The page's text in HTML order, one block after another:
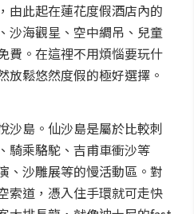
由此起在蓮花度假酒店內的
沙海觀星、空中綢吊、兒童
費。在這裡不用煩惱要玩什
放鬆悠然度假的極好選擇。
沙島。仙沙島是屬於比較刺
騎乘駱駝、吉甫車衝沙等
、沙雕展等的慢活動區。對
索道，憑入住手環就可走快